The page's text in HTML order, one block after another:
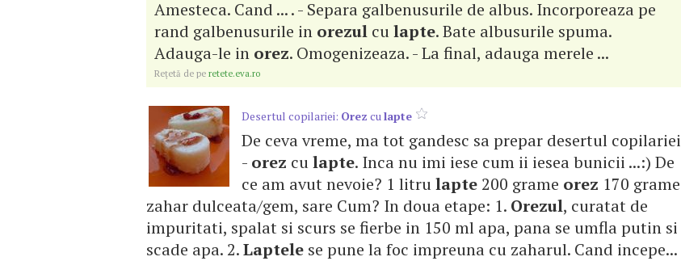
Amesteca. Cand ... . - Separa galbenusurile de albus. Incorporeaza pe
rand galbenusurile in orezul culapte. Bate albusurile spuma.
Adauga-le in orez. Omogenizeaza. - La final, adauga merele ...
Reţetă de pe retete.eva.ro
Desertul copilariei: Orez culapte
De ceva vreme, ma tot gandesc sa prepar desertul copilariei
- orez culapte. Inca nu imi iese cum ii iesea bunicii ...:) De
ce am avut nevoie? 1 litrulapte 200 grame orez 170 grame
zahar dulceata/gem, sare Cum? In doua etape: 1. Orezul, curatat de
impuritati, spalat si scurs se fierbe in 150 ml apa, pana se umfla putin si
scade apa. 2.Laptele se pune la foc impreuna cu zaharul. Cand incepe...